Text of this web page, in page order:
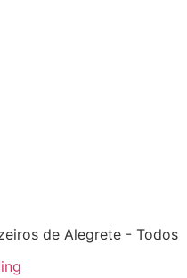
de Alegrete - Todos